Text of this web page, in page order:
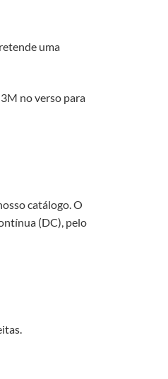
uma
no verso para
catálogo. O
(DC), pelo